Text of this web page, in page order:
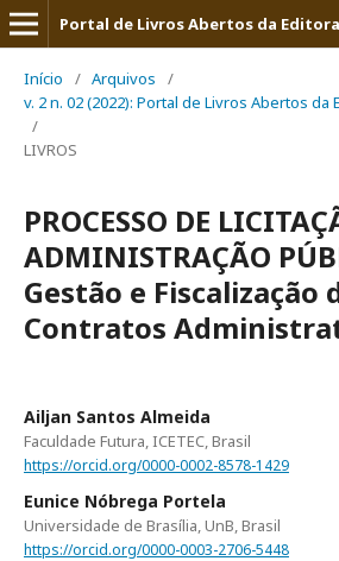
Portal de Livros Abertos da
Início / Arquivos
/
v. 2 n. 02 (2022): Portal de Livros Abertos da
/
LIVROS
PROCESSO DE
ADMINISTRAÇÃO
Gestão e Fiscalização
Contratos
Ailjan Santos Almeida
Faculdade Futura, ICETEC, Brasil
https://orcid.org/0000-0002-8578-1429
Eunice Nóbrega Portela
Universidade de Brasília, UnB, Brasil
https://orcid.org/0000-0003-2706-5448